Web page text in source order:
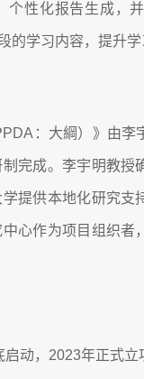
个性化报告生成，
学习内容，提升学
：大綱）》由李
完成。李宇明教授
提供本地化研究支
心作为项目组织者
动，2023年正式